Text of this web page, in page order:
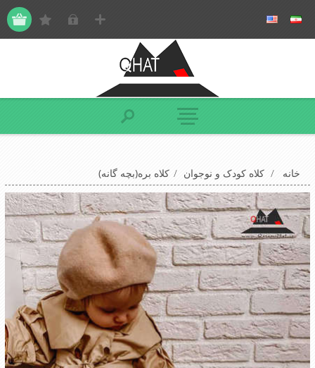
خانه / کلاه کودک و نوجوان / کلاه بره(بچه گانه)